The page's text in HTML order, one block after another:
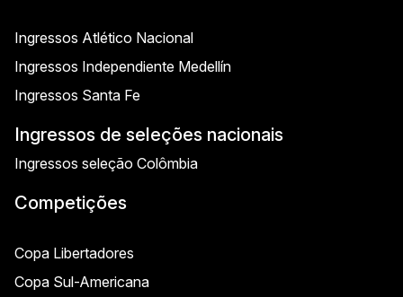
Ingressos Atlético Nacional
Ingressos Independiente Medellín
Ingressos Santa Fe
Ingressos de seleções nacionais
Ingressos seleção Colômbia
Competições
Copa Libertadores
Copa Sul-Americana